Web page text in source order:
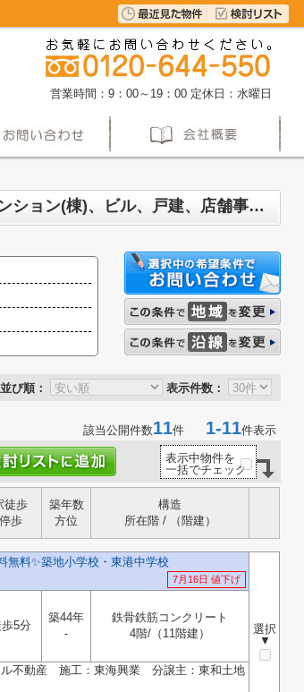
営業時間：9：00～19：00 定休日：水曜日
名古屋市港区 マンション、戸建、土地、投資マンション、アパート(棟)、マンション(棟)、ビル、戸建、店舗事務所、その他、土地一覧
並び順： 表示件数：
該当公開件数11件 1-11件表示
表示中物件を
一括でチェック
徒歩
停歩
築年数
方位
構造
所在階 / （階建）
無料✨️築地小学校・東港中学校
7月16日 値下げ
選択
▼
5分
築44年
-
鉄骨鉄筋コンクリート
4階/（11階建）
ル不動産 施工：東海興業 分譲主：東和土地